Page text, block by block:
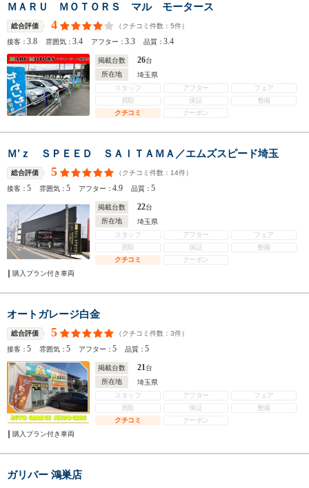
ＭＡＲＵ ＭＯＴＯＲＳ マル モータース
総合評価 4 （クチコミ件数： 5件）
接客：3.8 雰囲気：3.4 アフター：3.3 品質：3.4
掲載台数 26台
所在地
埼玉県
スタッフ
アフター
フェア
買取
保証
整備
クチコミ
クーポン
Ｍ’ｚ ＳＰＥＥＤ ＳＡＩＴＡＭＡ／エムズスピード埼玉
総合評価 5 （クチコミ件数： 14件）
接客：5 雰囲気：5 アフター：4.9 品質：5
掲載台数 22台
所在地
埼玉県
スタッフ
アフター
フェア
買取
保証
整備
クチコミ
クーポン
購入プラン付き車両
オートガレージ白金
総合評価 5 （クチコミ件数： 3件）
接客：5 雰囲気：5 アフター：5 品質：5
掲載台数 21台
所在地
埼玉県
スタッフ
アフター
フェア
買取
保証
整備
クチコミ
クーポン
購入プラン付き車両
ガリバー 鴻巣店